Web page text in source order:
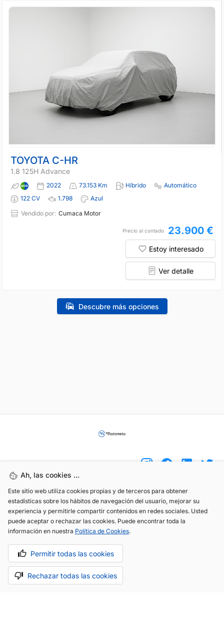
TOYOTA C-HR
1.8 125H Advance
2022 73.153 Km Híbrido
Automático
122 CV
1.798
Azul
Vendido por: Cumaca Motor
Precio al contado 23.900 €
Estoy interesado
Ver detalle
Descubre más opciones
Ah, las cookies ...
Este sitio web utiliza cookies propias y de terceros para obtener
estadísticas sobre los hábitos de navegación del usuario, mejorar su
experiencia y permitirle compartir contenidos en redes sociales. Usted
puede aceptar o rechazar las cookies. Puede encontrar toda la
información en nuestra Política de Cookies.
Permitir todas las cookies
Rechazar todas las cookies
(+34) 744 408 070
info@motoreto.com
Aviso legal Política de cookies